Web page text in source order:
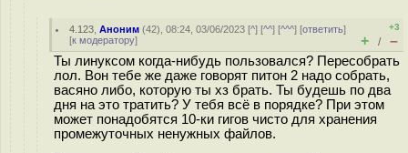
4.123 ,Аноним (42), 08:24, 03/06/2023 [^] [^^] [^^^] [ответить]
[к модератору]
+3
+ / –
Ты линуксом когда-нибудь пользовался? Пересобрать
лол. Вон тебе же даже говорят питон 2 надо собрать,
васяно либо, которую ты хз брать. Ты будешь по два
дня на это тратить? У тебя всё в порядке? При этом
может понадобятся 10-ки гигов чисто для хранения
промежуточных ненужных файлов.